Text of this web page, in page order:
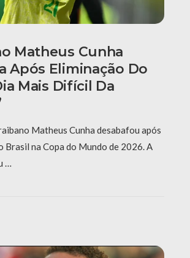
Matheus Cunha
Após Eliminação Do
Mais Difícil Da
Matheus Cunha desabafou após
Brasil na Copa do Mundo de 2026. A
…